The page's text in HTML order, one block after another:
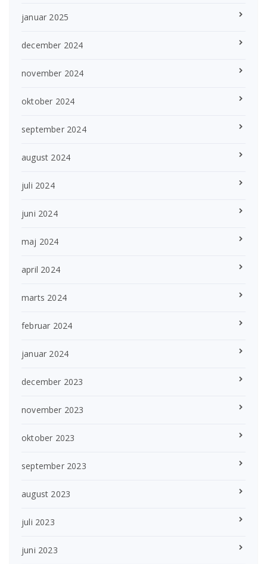
januar 2025
december 2024
november 2024
oktober 2024
september 2024
august 2024
juli 2024
juni 2024
maj 2024
april 2024
marts 2024
februar 2024
januar 2024
december 2023
november 2023
oktober 2023
september 2023
august 2023
juli 2023
juni 2023